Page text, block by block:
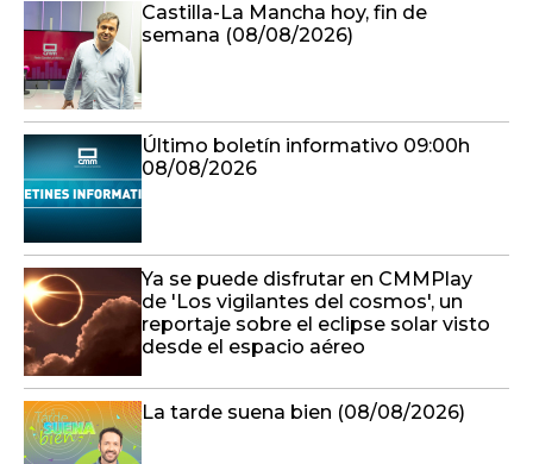
Castilla-La Mancha hoy, fin de
semana (08/08/2026)
Último boletín informativo 09:00h
08/08/2026
Ya se puede disfrutar en CMMPlay
de 'Los vigilantes del cosmos', un
reportaje sobre el eclipse solar visto
desde el espacio aéreo
La tarde suena bien (08/08/2026)